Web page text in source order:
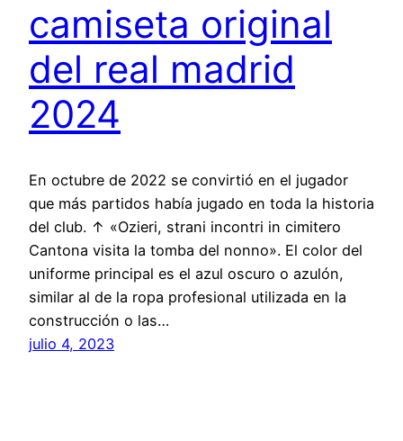
camiseta original
del real madrid
2024
En octubre de 2022 se convirtió en el jugador
que más partidos había jugado en toda la historia
del club. ↑ «Ozieri, strani incontri in cimitero
Cantona visita la tomba del nonno». El color del
uniforme principal es el azul oscuro o azulón,
similar al de la ropa profesional utilizada en la
construcción o las…
julio 4, 2023